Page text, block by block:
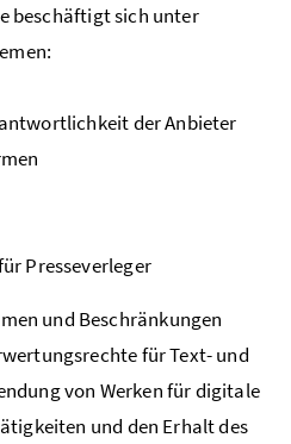
beschäftigt sich unter
der Anbieter
Presseverleger
und Beschränkungen
für Text- und
von Werken für digitale
und den Erhalt des